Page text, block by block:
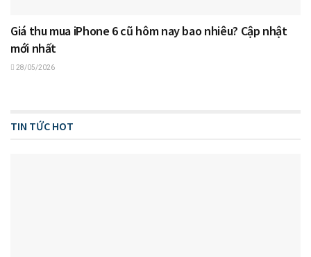
Giá thu mua iPhone 6 cũ hôm nay bao nhiêu? Cập nhật
mới nhất
28/05/2026
TIN TỨC HOT